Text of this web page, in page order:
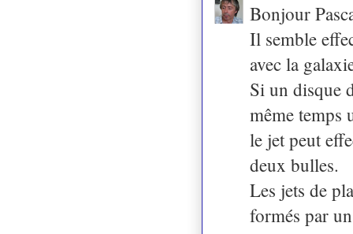
Bonjour
Il semble
avec la
Si un disque
même temps
le jet peut
deux bulles.
Les jets de
formés par